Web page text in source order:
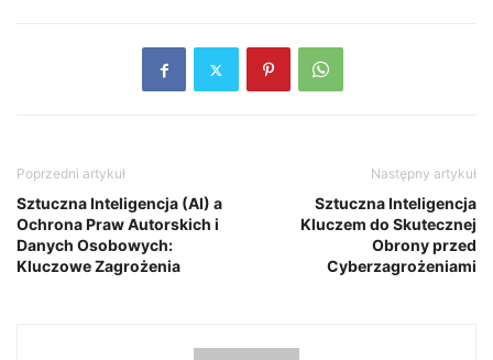
Poprzedni artykuł
Sztuczna Inteligencja (AI) a
Ochrona Praw Autorskich i
Danych Osobowych:
Kluczowe Zagrożenia
Następny artykuł
Sztuczna Inteligencja
Kluczem do Skutecznej
Obrony przed
Cyberzagrożeniami